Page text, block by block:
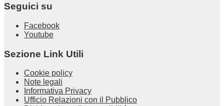
Seguici su
Facebook
Youtube
Sezione Link Utili
Cookie policy
Note legali
Informativa Privacy
Ufficio Relazioni con il Pubblico